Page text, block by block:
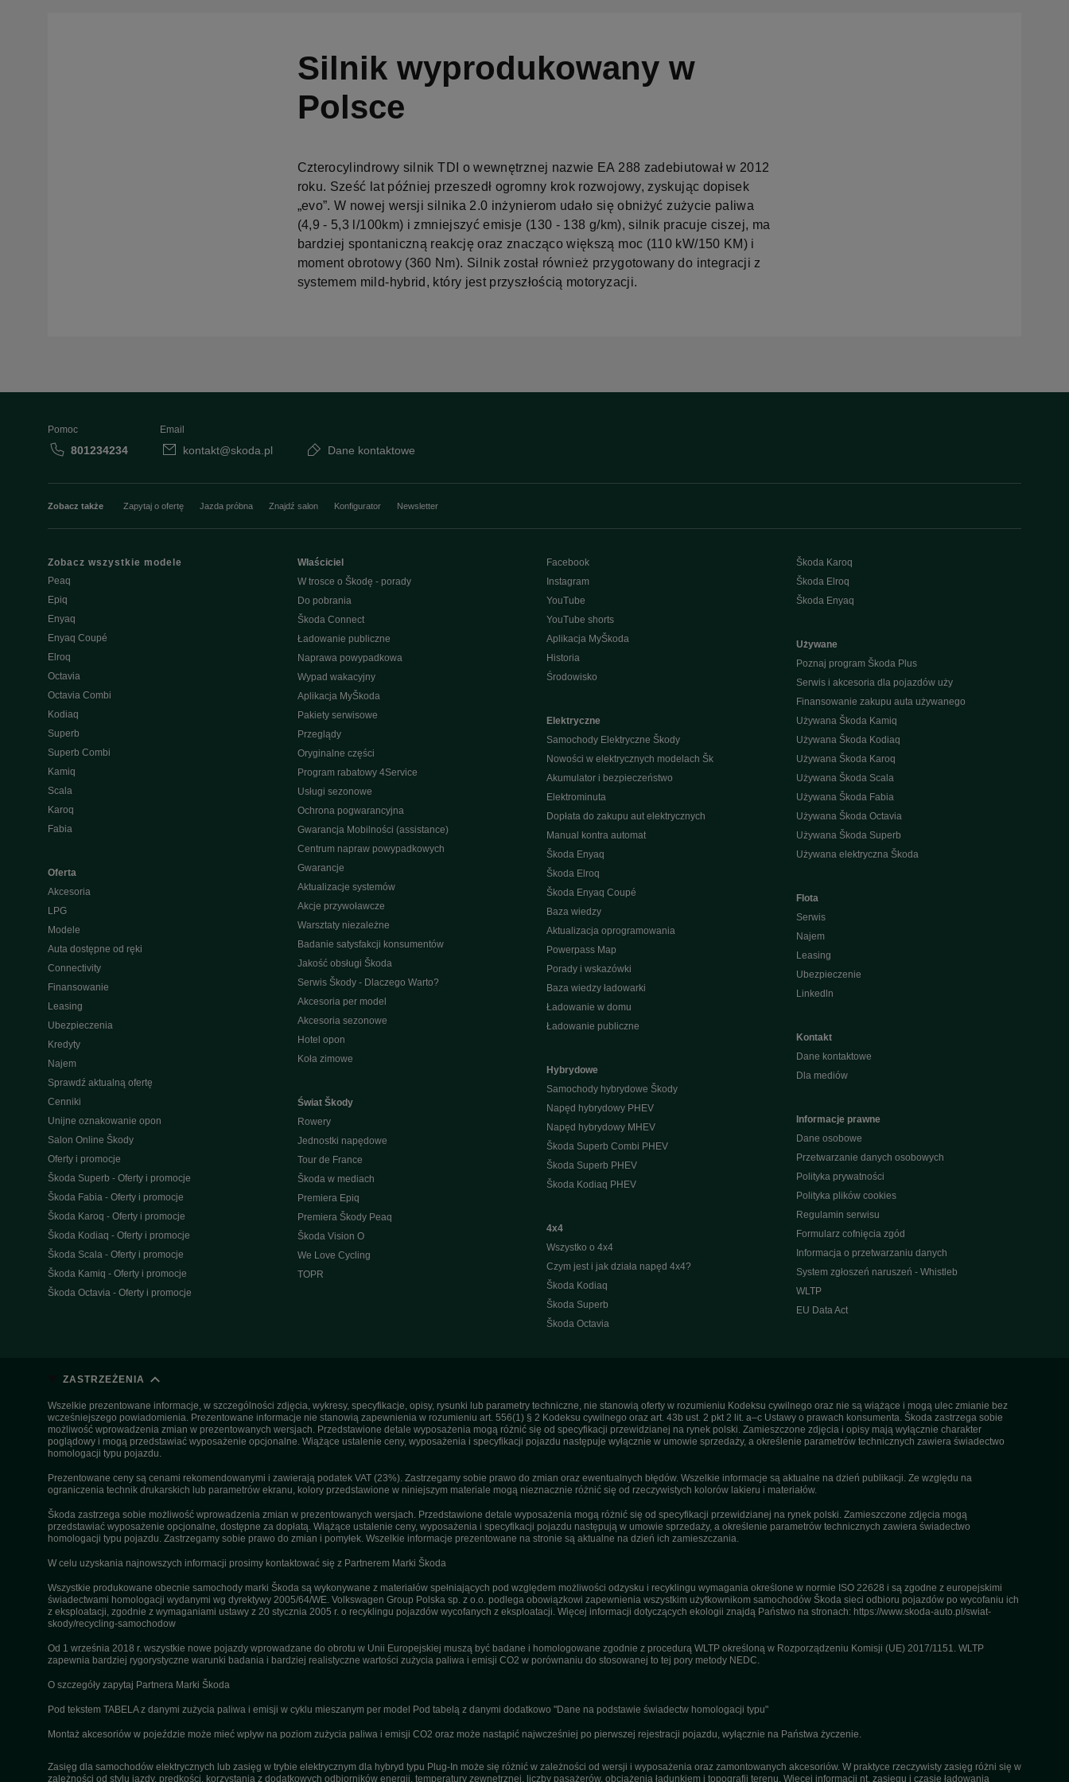
Silnik wyprodukowany w
Polsce
Czterocylindrowy silnik TDI o wewnętrznej nazwie EA 288 zadebiutował w 2012
roku. Sześć lat później przeszedł ogromny krok rozwojowy, zyskując dopisek
„evo”. W nowej wersji silnika 2.0 inżynierom udało się obniżyć zużycie paliwa
(4,9 - 5,3 l/100km) i zmniejszyć emisje (130 - 138 g/km), silnik pracuje ciszej, ma
bardziej spontaniczną reakcję oraz znacząco większą moc (110 kW/150 KM) i
moment obrotowy (360 Nm). Silnik został również przygotowany do integracji z
systemem mild-hybrid, który jest przyszłością motoryzacji.
Pomoc
801234234
Email
kontakt@skoda.pl Dane kontaktowe
Zobacz także Zapytaj o ofertę Jazda próbna Znajdź salon Konfigurator Newsletter
Zobacz wszystkie modele
Peaq
Epiq
Enyaq
Enyaq Coupé
Elroq
Octavia
Octavia Combi
Kodiaq
Superb
Superb Combi
Kamiq
Scala
Karoq
Fabia
Oferta
Akcesoria
LPG
Modele
Auta dostępne od ręki
Connectivity
Finansowanie
Leasing
Ubezpieczenia
Kredyty
Najem
Sprawdź aktualną ofertę
Cenniki
Unijne oznakowanie opon
Salon Online Škody
Oferty i promocje
Škoda Superb - Oferty i promocje
Škoda Fabia - Oferty i promocje
Škoda Karoq - Oferty i promocje
Škoda Kodiaq - Oferty i promocje
Škoda Scala - Oferty i promocje
Škoda Kamiq - Oferty i promocje
Škoda Octavia - Oferty i promocje
Właściciel
W trosce o Škodę - porady
Do pobrania
Škoda Connect
Ładowanie publiczne
Naprawa powypadkowa
Wypad wakacyjny
Aplikacja MyŠkoda
Pakiety serwisowe
Przeglądy
Oryginalne części
Program rabatowy 4Service
Usługi sezonowe
Ochrona pogwarancyjna
Gwarancja Mobilności (assistance)
Centrum napraw powypadkowych
Gwarancje
Aktualizacje systemów
Akcje przywoławcze
Warsztaty niezależne
Badanie satysfakcji konsumentów
Jakość obsługi Škoda
Serwis Škody - Dlaczego Warto?
Akcesoria per model
Akcesoria sezonowe
Hotel opon
Koła zimowe
Świat Škody
Rowery
Jednostki napędowe
Tour de France
Škoda w mediach
Premiera Epiq
Premiera Škody Peaq
Škoda Vision O
We Love Cycling
TOPR
Facebook
Instagram
YouTube
YouTube shorts
Aplikacja MyŠkoda
Historia
Środowisko
Elektryczne
Samochody Elektryczne Škody
Nowości w elektrycznych modelach Šk
Akumulator i bezpieczeństwo
Elektrominuta
Dopłata do zakupu aut elektrycznych
Manual kontra automat
Škoda Enyaq
Škoda Elroq
Škoda Enyaq Coupé
Baza wiedzy
Aktualizacja oprogramowania
Powerpass Map
Porady i wskazówki
Baza wiedzy ładowarki
Ładowanie w domu
Ładowanie publiczne
Hybrydowe
Samochody hybrydowe Škody
Napęd hybrydowy PHEV
Napęd hybrydowy MHEV
Škoda Superb Combi PHEV
Škoda Superb PHEV
Škoda Kodiaq PHEV
4x4
Wszystko o 4x4
Czym jest i jak działa napęd 4x4?
Škoda Kodiaq
Škoda Superb
Škoda Octavia
Škoda Karoq
Škoda Elroq
Škoda Enyaq
Używane
Poznaj program Škoda Plus
Serwis i akcesoria dla pojazdów uży
Finansowanie zakupu auta używanego
Używana Škoda Kamiq
Używana Škoda Kodiaq
Używana Škoda Karoq
Używana Škoda Scala
Używana Škoda Fabia
Używana Škoda Octavia
Używana Škoda Superb
Używana elektryczna Škoda
Flota
Serwis
Najem
Leasing
Ubezpieczenie
Linkedln
Kontakt
Dane kontaktowe
Dla mediów
Informacje prawne
Dane osobowe
Przetwarzanie danych osobowych
Polityka prywatności
Polityka plików cookies
Regulamin serwisu
Formularz cofnięcia zgód
Informacja o przetwarzaniu danych
System zgłoszeń naruszeń - Whistleb
WLTP
EU Data Act
ZASTRZEŻENIA
Wszelkie prezentowane informacje, w szczególności zdjęcia, wykresy, specyfikacje, opisy, rysunki lub parametry techniczne, nie stanowią oferty w rozumieniu Kodeksu cywilnego oraz nie są wiążące i mogą ulec zmianie bez
wcześniejszego powiadomienia. Prezentowane informacje nie stanowią zapewnienia w rozumieniu art. 556(1) § 2 Kodeksu cywilnego oraz art. 43b ust. 2 pkt 2 lit. a–c Ustawy o prawach konsumenta. Škoda zastrzega sobie
możliwość wprowadzenia zmian w prezentowanych wersjach. Przedstawione detale wyposażenia mogą różnić się od specyfikacji przewidzianej na rynek polski. Zamieszczone zdjęcia i opisy mają wyłącznie charakter
poglądowy i mogą przedstawiać wyposażenie opcjonalne. Wiążące ustalenie ceny, wyposażenia i specyfikacji pojazdu następuje wyłącznie w umowie sprzedaży, a określenie parametrów technicznych zawiera świadectwo
homologacji typu pojazdu.
Prezentowane ceny są cenami rekomendowanymi i zawierają podatek VAT (23%). Zastrzegamy sobie prawo do zmian oraz ewentualnych błędów. Wszelkie informacje są aktualne na dzień publikacji. Ze względu na
ograniczenia technik drukarskich lub parametrów ekranu, kolory przedstawione w niniejszym materiale mogą nieznacznie różnić się od rzeczywistych kolorów lakieru i materiałów.
Škoda zastrzega sobie możliwość wprowadzenia zmian w prezentowanych wersjach. Przedstawione detale wyposażenia mogą różnić się od specyfikacji przewidzianej na rynek polski. Zamieszczone zdjęcia mogą
przedstawiać wyposażenie opcjonalne, dostępne za dopłatą. Wiążące ustalenie ceny, wyposażenia i specyfikacji pojazdu następują w umowie sprzedaży, a określenie parametrów technicznych zawiera świadectwo
homologacji typu pojazdu. Zastrzegamy sobie prawo do zmian i pomyłek. Wszelkie informacje prezentowane na stronie są aktualne na dzień ich zamieszczania.
W celu uzyskania najnowszych informacji prosimy kontaktować się z Partnerem Marki Škoda
Wszystkie produkowane obecnie samochody marki Škoda są wykonywane z materiałów spełniających pod względem możliwości odzysku i recyklingu wymagania określone w normie ISO 22628 i są zgodne z europejskimi
świadectwami homologacji wydanymi wg dyrektywy 2005/64/WE. Volkswagen Group Polska sp. z o.o. podlega obowiązkowi zapewnienia wszystkim użytkownikom samochodów Škoda sieci odbioru pojazdów po wycofaniu ich
z eksploatacji, zgodnie z wymaganiami ustawy z 20 stycznia 2005 r. o recyklingu pojazdów wycofanych z eksploatacji. Więcej informacji dotyczących ekologii znajdą Państwo na stronach: https://www.skoda-auto.pl/swiat-
skody/recycling-samochodow
Od 1 września 2018 r. wszystkie nowe pojazdy wprowadzane do obrotu w Unii Europejskiej muszą być badane i homologowane zgodnie z procedurą WLTP określoną w Rozporządzeniu Komisji (UE) 2017/1151. WLTP
zapewnia bardziej rygorystyczne warunki badania i bardziej realistyczne wartości zużycia paliwa i emisji CO2 w porównaniu do stosowanej to tej pory metody NEDC.
O szczegóły zapytaj Partnera Marki Škoda
Pod tekstem TABELA z danymi zużycia paliwa i emisji w cyklu mieszanym per model Pod tabelą z danymi dodatkowo "Dane na podstawie świadectw homologacji typu"
Montaż akcesoriów w pojeździe może mieć wpływ na poziom zużycia paliwa i emisji CO2 oraz może nastąpić najwcześniej po pierwszej rejestracji pojazdu, wyłącznie na Państwa życzenie.
Zasięg dla samochodów elektrycznych lub zasięg w trybie elektrycznym dla hybryd typu Plug-In może się różnić w zależności od wersji i wyposażenia oraz zamontowanych akcesoriów. W praktyce rzeczywisty zasięg różni się w
zależności od stylu jazdy, prędkości, korzystania z dodatkowych odbiorników energii, temperatury zewnętrznej, liczby pasażerów, obciążenia ładunkiem i topografii terenu. Więcej informacji nt. zasięgu i czasie ładowania